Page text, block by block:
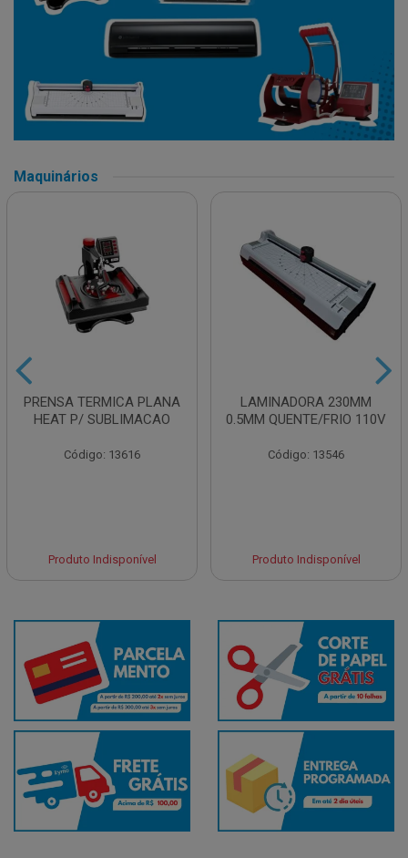
Maquinários
PRENSA TERMICA PLANA
HEAT P/ SUBLIMACAO
Código: 13616
Produto Indisponível
LAMINADORA 230MM
0.5MM QUENTE/FRIO 110V
Código: 13546
Produto Indisponível